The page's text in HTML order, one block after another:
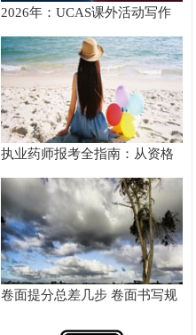
2026年：UCAS课外活动写作
攻略
执业药师报考全指南：从资格
核验到备考落地完整手册
卷面提分总差几步 卷面书写规